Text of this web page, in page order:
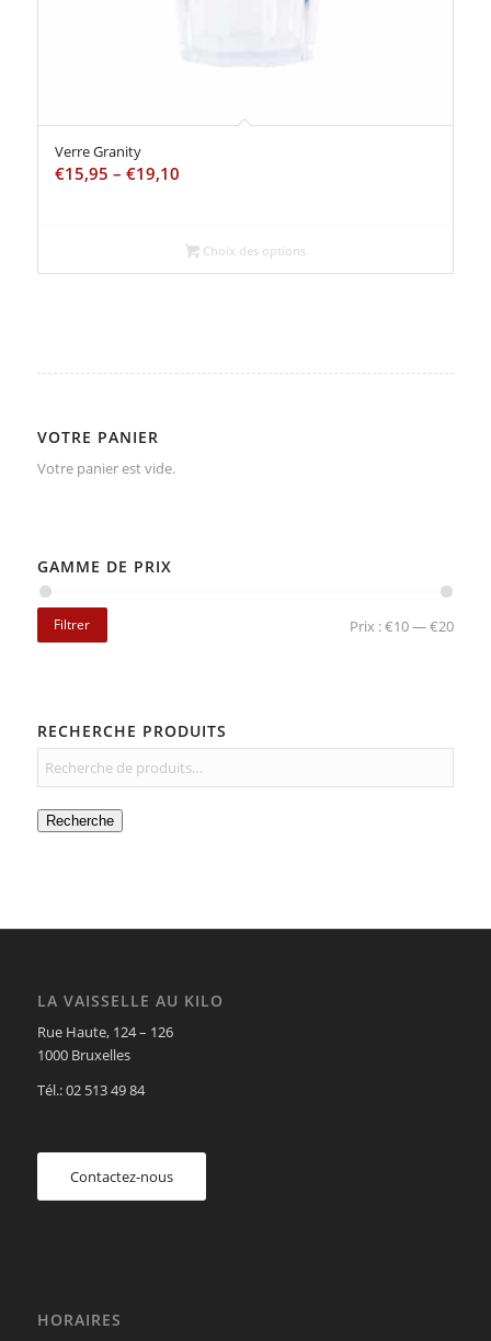
Verre Granity
€15,95 – €19,10
Choix des options
VOTRE PANIER
Votre panier est vide.
GAMME DE PRIX
Filtrer Prix :€10—€20
RECHERCHE PRODUITS
Recherche
LA VAISSELLE AU KILO
Rue Haute, 124 – 126
1000 Bruxelles
Tél.: 02 513 49 84
Contactez-nous
HORAIRES